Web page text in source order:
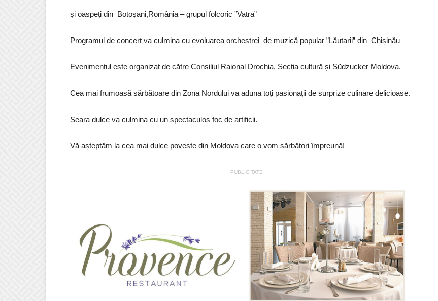
și oaspeți din Botoșani,România – grupul folcoric ”Vatra”
Programul de concert va culmina cu evoluarea orchestrei de muzică popular ”Lăutarii” din Chișinău
Evenimentul este organizat de către Consiliul Raional Drochia, Secția cultură și Südzucker Moldova.
Cea mai frumoasă sărbătoare din Zona Nordului va aduna toți pasionații de surprize culinare delicioase.
Seara dulce va culmina cu un spectaculos foc de artificii.
Vă așteptăm la cea mai dulce poveste din Moldova care o vom sărbători împreună!
PUBLICITATE